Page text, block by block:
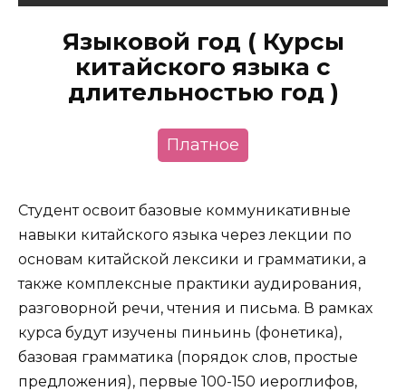
Языковой год ( Курсы
китайского языка с
длительностью год )
Платное
Студент освоит базовые коммуникативные
навыки китайского языка через лекции по
основам китайской лексики и грамматики, а
также комплексные практики аудирования,
разговорной речи, чтения и письма. В рамках
курса будут изучены пиньинь (фонетика),
базовая грамматика (порядок слов, простые
предложения), первые 100-150 иероглифов,